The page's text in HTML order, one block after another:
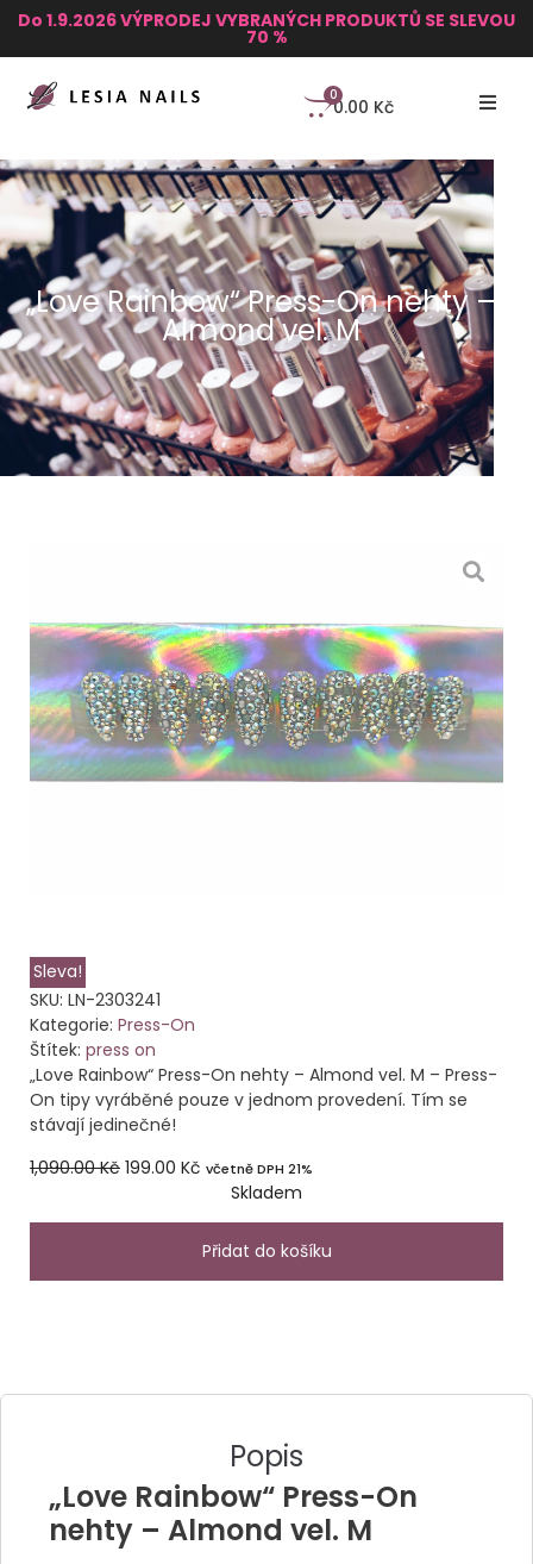
Do 1.9.2026 VÝPRODEJ VYBRANÝCH PRODUKTŮ SE SLEVOU
70 %
0.00 Kč
0
„Love Rainbow“ Press-On nehty –
Almond vel. M
Sleva!
SKU: LN-2303241
Kategorie: Press-On
Štítek: press on
„Love Rainbow“ Press-On nehty – Almond vel. M – Press-
On tipy vyráběné pouze v jednom provedení. Tím se
stávají jedinečné!
1,090.00Kč 199.00 Kč včetně DPH 21%
Skladem
Přidat do košíku
Popis
„Love Rainbow“ Press-On
nehty – Almond vel. M